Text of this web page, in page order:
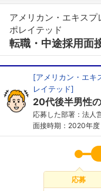
アメリカン・エキス
ポレイテッド
転職・中途採用面
[アメリカン・エキ
レイテッド]
20代後半男性
応募した部署：法人
面接時期：2020年度
応募